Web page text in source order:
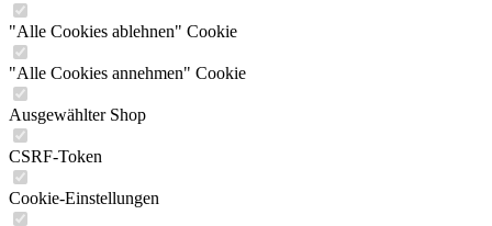
"Alle Cookies ablehnen" Cookie
"Alle Cookies annehmen" Cookie
Ausgewählter Shop
CSRF-Token
Cookie-Einstellungen